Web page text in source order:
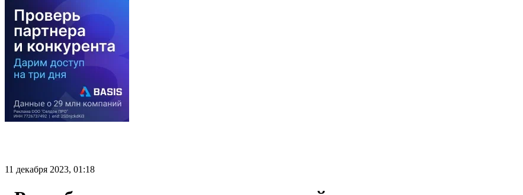
11 декабря 2023, 01:18